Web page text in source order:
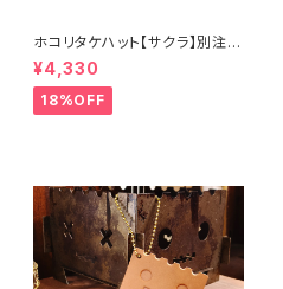
ホコリタケハット【サクラ】別注モ
デル
¥4,330
18%OFF